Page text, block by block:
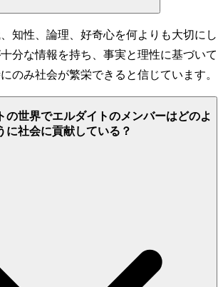
知性、論理、好奇心を何よりも大切にし
分な情報を持ち、事実と理性に基づいて
のみ社会が繁栄できると信じています。
の世界でエルダイトのメンバーはどのよ
に社会に貢献している？